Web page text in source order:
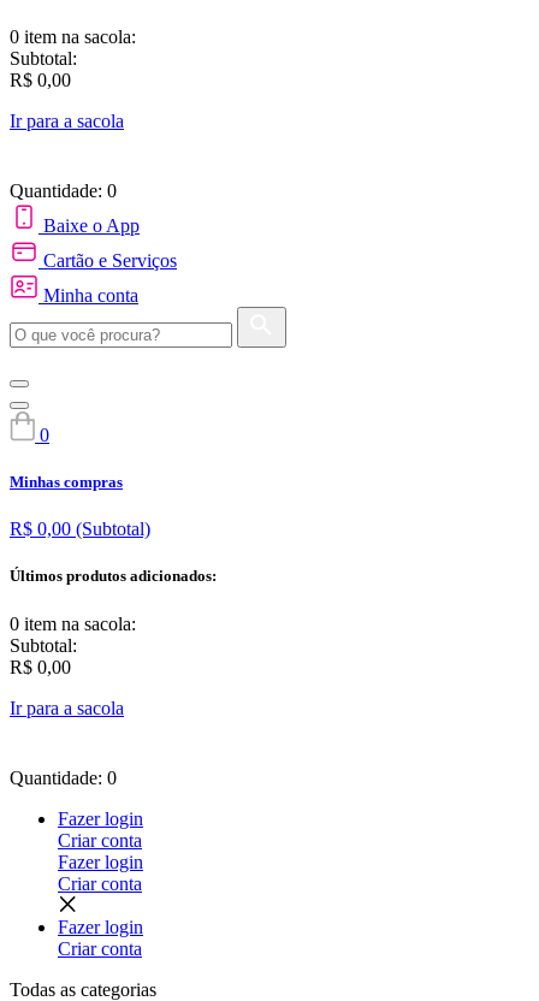
0 item na sacola:
Subtotal:
R$ 0,00
Ir para a sacola
Quantidade: 0
Baixe o App
Cartão e Serviços
Minha conta
0
Minhas compras
R$ 0,00 (Subtotal)
Últimos produtos adicionados:
0 item na sacola:
Subtotal:
R$ 0,00
Ir para a sacola
Quantidade: 0
Fazer login
Criar conta
Fazer login
Criar conta
Fazer login
Criar conta
Todas as categorias